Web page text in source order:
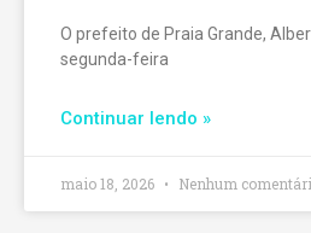
O prefeito de Praia Grande,
segunda-feira
Continuar lendo »
maio 18, 2026 Nenhum